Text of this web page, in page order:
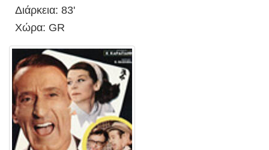
Διάρκεια: 83'
Χώρα: GR